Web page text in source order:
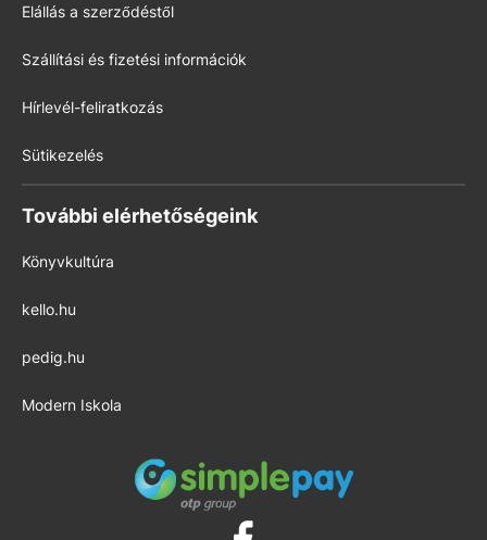
Elállás a szerződéstől
Szállítási és fizetési információk
Hírlevél-feliratkozás
Sütikezelés
További elérhetőségeink
Könyvkultúra
kello.hu
pedig.hu
Modern Iskola